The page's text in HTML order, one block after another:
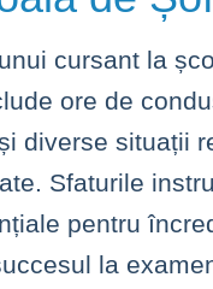
cursant la
ore de
diverse situații
Sfaturile
pentru
la